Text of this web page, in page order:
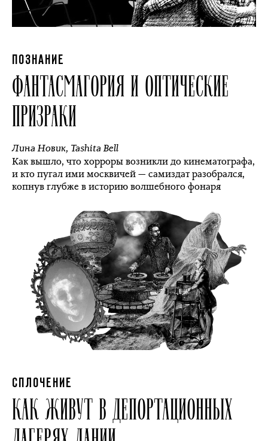
ПОЗНАНИЕ
ФАНТАСМАГОРИЯ И ОПТИЧЕСКИЕ
ПРИЗРАКИ
Лина Новик, Tashita Bell
Как вышло, что хорроры возникли до кинематографа,
и кто пугал ими москвичей — самиздат разобрался,
копнув глубже в историю волшебного фонаря
СПЛОЧЕНИЕ
КАК ЖИВУТ В ДЕПОРТАЦИОННЫХ